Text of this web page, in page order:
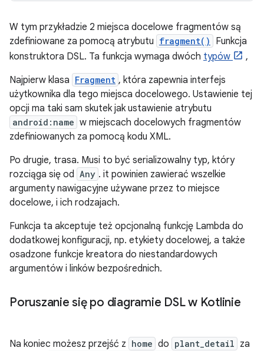
W tym przykładzie 2 miejsca docelowe fragmentów są
zdefiniowane za pomocą atrybutu fragment()
Funkcja
konstruktora DSL. Ta funkcja wymaga dwóch typów
,
Najpierw klasa Fragment , która zapewnia interfejs
użytkownika dla tego miejsca docelowego. Ustawienie tej
opcji ma taki sam skutek jak ustawienie atrybutu
android:name w miejscach docelowych fragmentów
zdefiniowanych za pomocą kodu XML.
Po drugie, trasa. Musi to być serializowalny typ, który
rozciąga się od Any . it powinien zawierać wszelkie
argumenty nawigacyjne używane przez to miejsce
docelowe, i ich rodzajach.
Funkcja ta akceptuje też opcjonalną funkcję Lambda do
dodatkowej konfiguracji, np. etykiety docelowej, a także
osadzone funkcje kreatora do niestandardowych
argumentów i linków bezpośrednich.
Poruszanie się po diagramie DSL w Kotlinie
Na koniec możesz przejść z home do plant_detail za